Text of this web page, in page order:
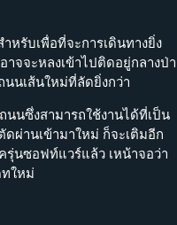
หรับเพื่อที่จะการเดินทางยิ่ง
จจะหลงเข้าไปติดอยู่กลางป่า
นเส้นใหม่ที่ลัดยิ่งกว่า
นนซึ่งสามารถใช้งานได้ที่เป็น
ผ่านเข้ามาใหม่ ก็จะเติมอีก
นซอฟท์แวร์แล้ว เหน้าจอว่า
ใหม่